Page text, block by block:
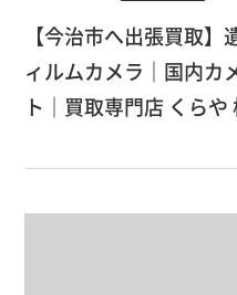
【今治市へ出張買取
ィルムカメラ｜国内カ
ト｜買取専門店 くらや